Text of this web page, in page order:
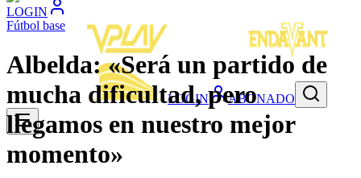
LOGIN
LOGIN ABONADO
Fútbol base
Albelda: «Será un partido de
mucha dificultad, pero
llegamos en nuestro mejor
momento»